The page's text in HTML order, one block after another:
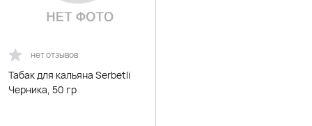
нет отзывов
Табак для кальяна Serbetli
Черника, 50 гр